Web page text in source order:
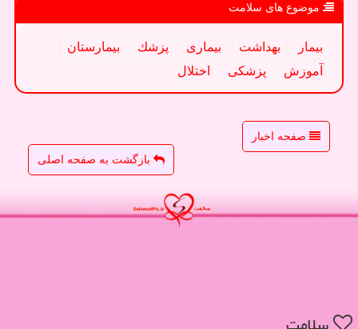
موضوع های سلامت
بیمار بهداشت بیماری پزشك
بیمارستان
آموزش
پزشكی اختلال
صفحه اخبار
بازگشت به صفحه اصلی